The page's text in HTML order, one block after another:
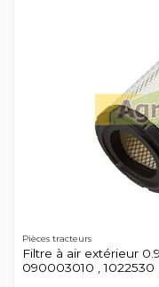
Pièces tracteurs
Filtre à air extérieur
090003010 , 1022530 ,